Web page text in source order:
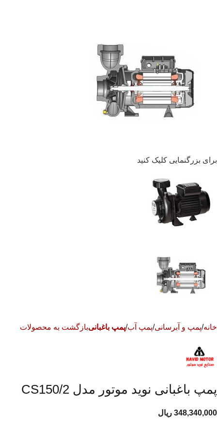
برای بزرگنمایی کلیک کنید
خانه پمپ و آبرسانی پمپ آب پمپ باغبانیبازگشت به محصولات
پمپ باغبانی نوید موتور مدل CS150/2
348,340,000 ریال